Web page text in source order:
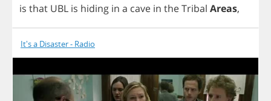
is that UBL is hiding in a cave in theTribal Areas,
It's a Disaster - Radio